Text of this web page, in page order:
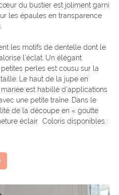
du bustier est joliment garni
les épaules en transparence
les motifs de dentelle dont le
l’éclat. Un élégant
perles est cousu sur la
Le haut de la jupe en
est habillé d’applications
une petite traîne. Dans le
de la découpe en « goutte
éclair. Coloris disponibles :